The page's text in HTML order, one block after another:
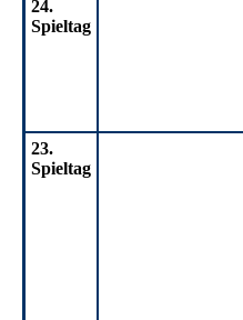
24.
Spieltag
23.
Spieltag